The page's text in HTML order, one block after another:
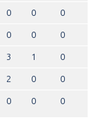
0 0 0
0 0 0
3 1 0
2 0 0
0 0 0